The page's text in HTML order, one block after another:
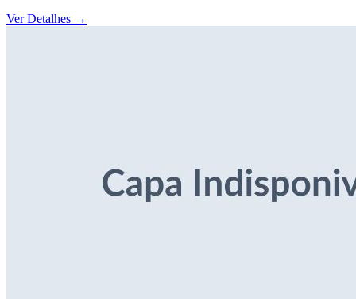
Ver Detalhes →